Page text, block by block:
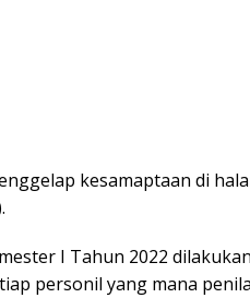
kesamaptaan di
I Tahun 2022
personil yang mana